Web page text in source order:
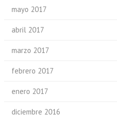
mayo 2017
abril 2017
marzo 2017
febrero 2017
enero 2017
diciembre 2016